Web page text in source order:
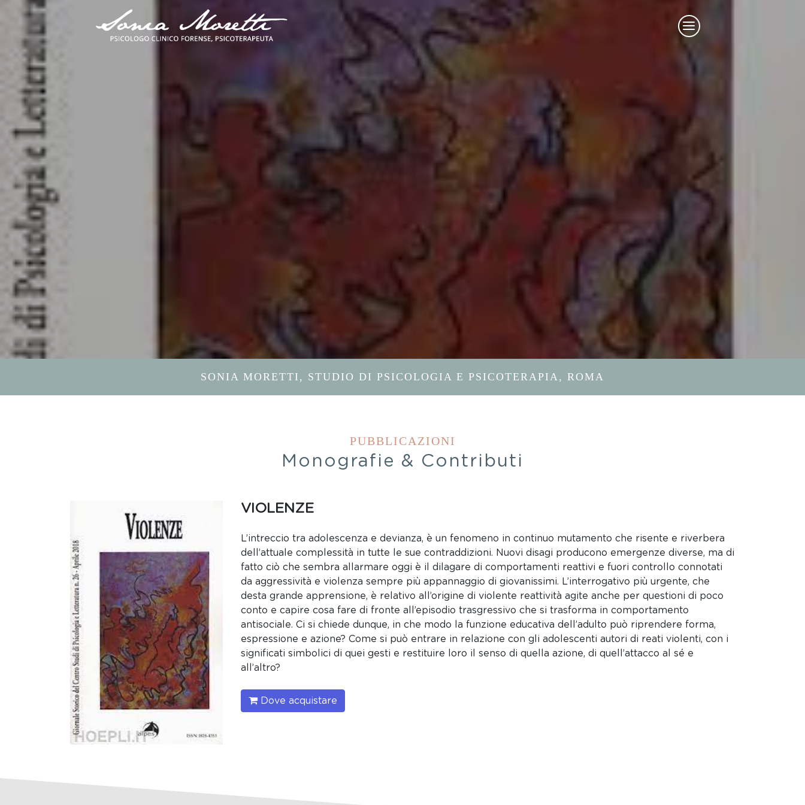
Sonia Moretti
Psicologo clinico forense, psicoterapeuta
SONIA MORETTI, STUDIO DI PSICOLOGIA E PSICOTERAPIA, ROMA
PUBBLICAZIONI
Monografie & Contributi
VIOLENZE
L’intreccio tra adolescenza e devianza, è un fenomeno in continuo mutamento che risente e riverbera
dell’attuale complessità in tutte le sue contraddizioni. Nuovi disagi producono emergenze diverse, ma di
fatto ciò che sembra allarmare oggi è il dilagare di comportamenti reattivi e fuori controllo connotati
da aggressività e violenza sempre più appannaggio di giovanissimi. L’interrogativo più urgente, che
desta grande apprensione, è relativo all’origine di violente reattività agite anche per questioni di poco
conto e capire cosa fare di fronte all’episodio trasgressivo che si trasforma in comportamento
antisociale. Ci si chiede dunque, in che modo la funzione educativa dell’adulto può riprendere forma,
espressione e azione? Come si può entrare in relazione con gli adolescenti autori di reati violenti, con i
significati simbolici di quei gesti e restituire loro il senso di quella azione, di quell’attacco al sé e
all’altro?
Dove acquistare